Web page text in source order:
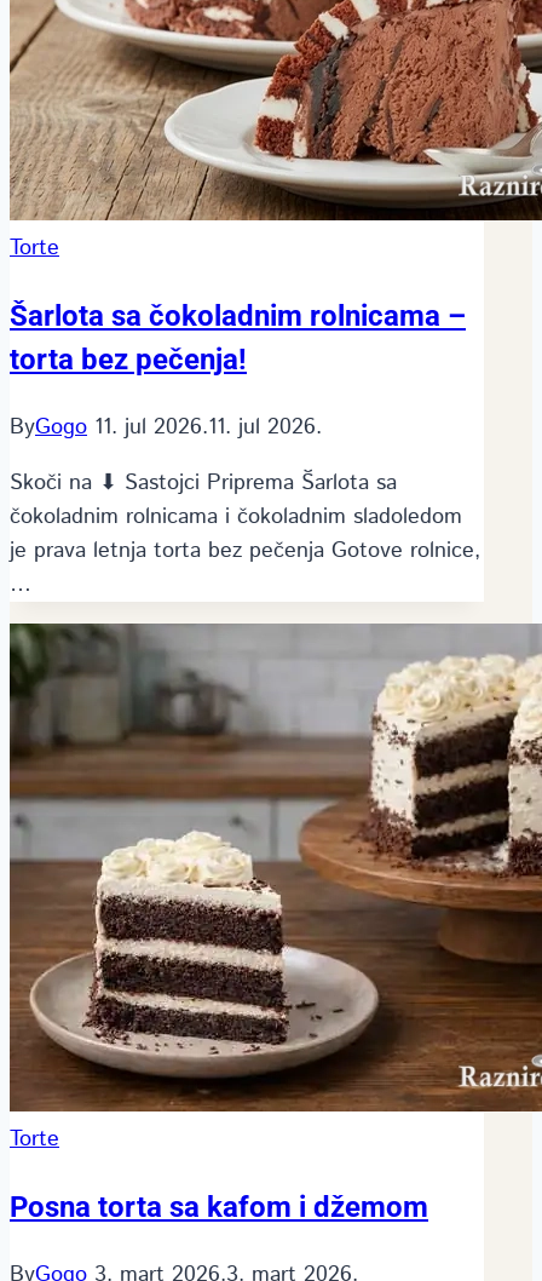
Torte
Šarlota sa čokoladnim rolnicama –
torta bez pečenja!
ByGogo 11. jul 2026.11. jul 2026.
Skoči na ⬇ Sastojci Priprema Šarlota sa
čokoladnim rolnicama i čokoladnim sladoledom
je prava letnja torta bez pečenja Gotove rolnice,
…
Torte
Posna torta sa kafom i džemom
ByGogo 3. mart 2026.3. mart 2026.